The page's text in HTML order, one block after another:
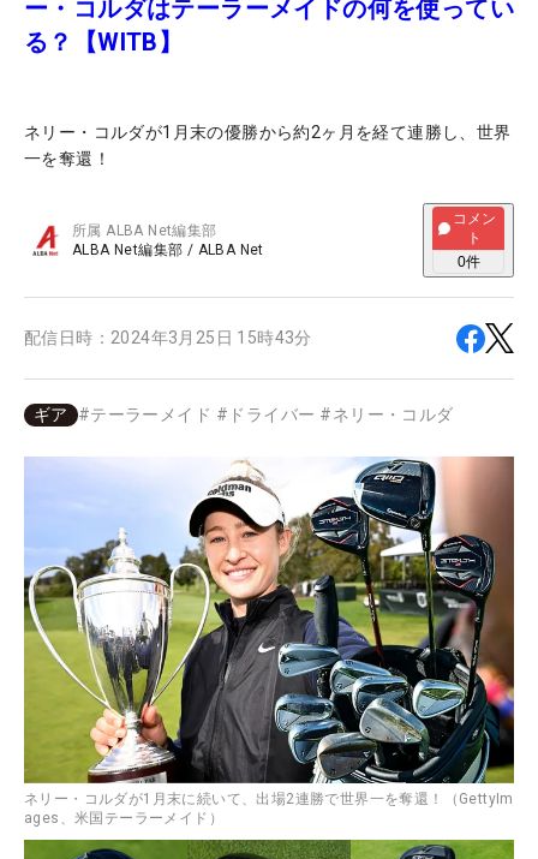
ー・コルダはテーラーメイドの何を使ってい
る？【WITB】
ネリー・コルダが1月末の優勝から約2ヶ月を経て連勝し、世界
一を奪還！
所属ALBA Net編集部
ALBA Net編集部 / ALBA Net
コメン
ト
0件
配信日時： 2024年3月25日 15時43分
ギア #テーラーメイド # ドライバー #ネリー・コルダ
ネリー・コルダが1月末に続いて、出場2連勝で世界一を奪還！（GettyIm
ages、米国テーラーメイド）